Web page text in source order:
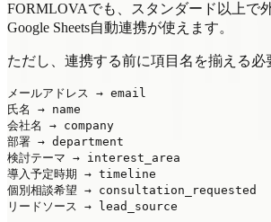
FORMLOVAでも、スタンダード以上で
Google Sheets自動連携が使えます。
ただし、連携する前に項目名を揃える必
メールアドレス → email
氏名 → name
会社名 → company
部署 → department
検討テーマ → interest_area
導入予定時期 → timeline
個別相談希望 → consultation_requested